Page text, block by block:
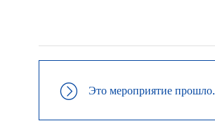
Это мероприятие прошло.